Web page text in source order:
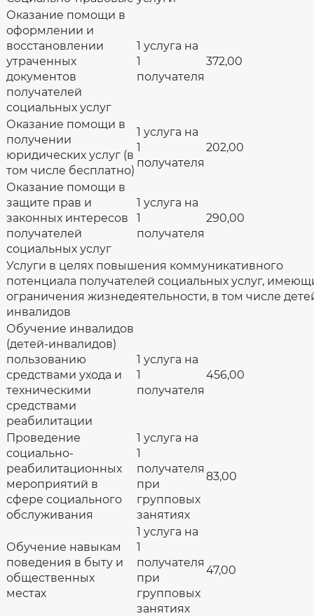
Оказание помощи в
оформлении и
восстановлении
утраченных
документов
получателей
социальных услуг
1 услуга на
1
получателя
372,00
Оказание помощи в
получении
юридических услуг (в
том числе бесплатно)
1 услуга на
1
получателя
202,00
Оказание помощи в
защите прав и
законных интересов
получателей
социальных услуг
1 услуга на
1
получателя
290,00
Услуги в целях повышения коммуникативного
потенциала получателей социальных услуг,
ограничения жизнедеятельности, в том числе
инвалидов
Обучение инвалидов
(детей-инвалидов)
пользованию
средствами ухода и
техническими
средствами
реабилитации
1 услуга на
1
получателя
456,00
Проведение
социально-
реабилитационных
мероприятий в
сфере социального
обслуживания
1 услуга на
1
получателя
при
групповых
занятиях
83,00
Обучение навыкам
поведения в быту и
общественных
местах
1 услуга на
1
получателя
при
групповых
занятиях
47,00